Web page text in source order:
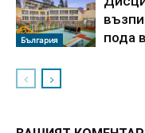
България
пода